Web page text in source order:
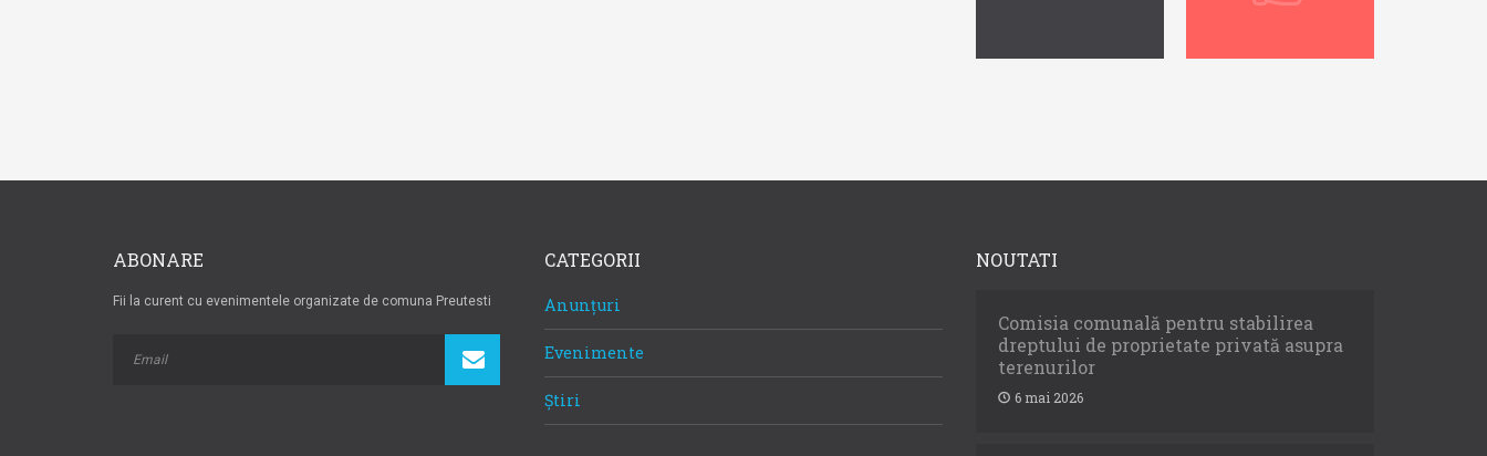
ABONARE
Fii la curent cu evenimentele organizate de comuna Preutesti
CATEGORII
Anunțuri
Evenimente
Știri
NOUTATI
Comisia comunală pentru stabilirea
dreptului de proprietate privată asupra
terenurilor
6 mai 2026